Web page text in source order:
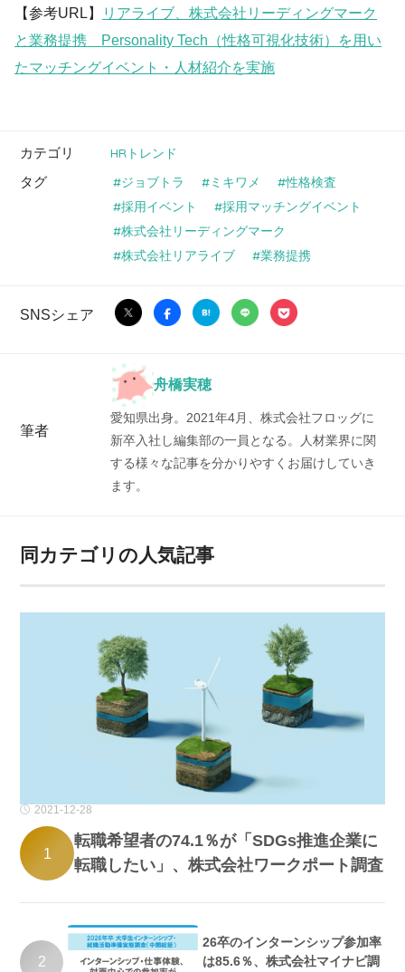
【参考URL】
リアライブ、株式会社リーディングマーク
と業務提携 Personality Tech（性格可視化技術）を用い
たマッチングイベント・人材紹介を実施
カテゴリ HRトレンド
タグ ジョブトラ ミキワメ
性格検査
採用イベント
採用マッチングイベント
株式会社リーディングマーク
株式会社リアライブ
業務提携
SNSシェア
筆者
舟橋実穂
愛知県出身。2021年4月、株式会社フロッグに
新卒入社し編集部の一員となる。人材業界に関
する様々な記事を分かりやすくお届けしていき
ます。
同カテゴリの人気記事
2021-12-28
1
転職希望者の74.1％が「SDGs推進企業に
転職したい」、株式会社ワークポート調査
2
26卒のインターンシップ参加率
は85.6％、株式会社マイナビ調